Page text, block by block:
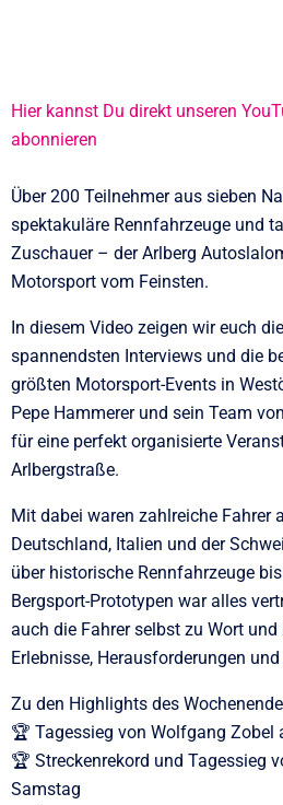
Hier kannst Du direkt unseren
abonnieren
Über 200 Teilnehmer aus sieben
spektakuläre Rennfahrzeuge und
Zuschauer – der Arlberg
Motorsport vom Feinsten.
In diesem Video zeigen wir euch
spannendsten Interviews und die
größten Motorsport-Events in
Pepe Hammerer und sein Team
für eine perfekt organisierte
Arlbergstraße.
Mit dabei waren zahlreiche Fahrer
Deutschland, Italien und der
über historische Rennfahrzeuge
Bergsport-Prototypen war alles
auch die Fahrer selbst zu Wort
Erlebnisse, Herausforderungen
Zu den Highlights des
🏆 Tagessieg von Wolfgang Zobel
🏆 Streckenrekord und Tagessieg
Samstag